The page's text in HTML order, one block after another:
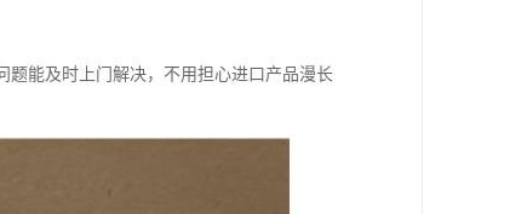
题能及时上门解决，不用担心进口产品漫长